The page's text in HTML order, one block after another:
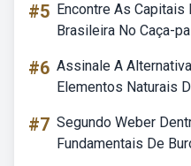
#5 Encontre As Capitais
Brasileira No Caça-
#6 Assinale A
Elementos Naturais
#7 Segundo Weber
Fundamentais De